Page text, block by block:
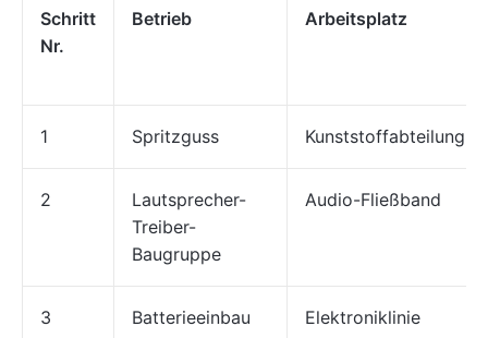
Schritt
Nr.
Betrieb Arbeitsplatz
1 Spritzguss Kunststoffabteilung.
2
Lautsprecher-
Treiber-
Baugruppe
Audio-Fließband
3 Batterieeinbau Elektroniklinie